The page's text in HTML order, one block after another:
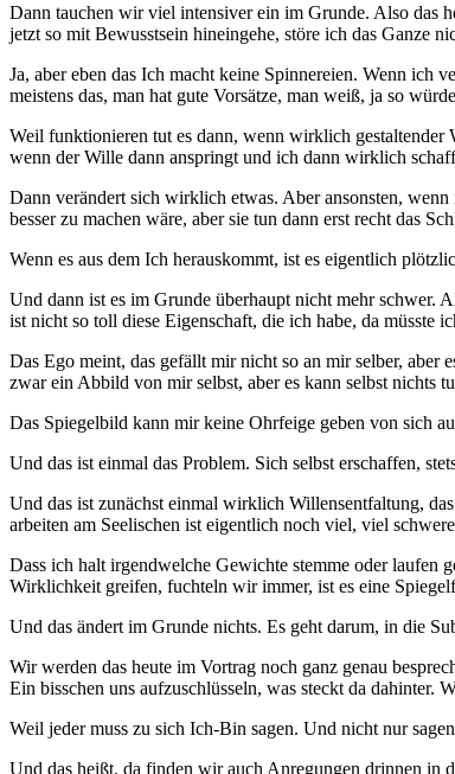
Dann tauchen wir viel intensiver ein im Grunde. Also das
jetzt so mit Bewusstsein hineingehe, störe ich das Ganze
Ja, aber eben das Ich macht keine Spinnereien. Wenn ich
meistens das, man hat gute Vorsätze, man weiß, ja so
Weil funktionieren tut es dann, wenn wirklich gestaltender
wenn der Wille dann anspringt und ich dann wirklich
Dann verändert sich wirklich etwas. Aber ansonsten,
besser zu machen wäre, aber sie tun dann erst recht das
Wenn es aus dem Ich herauskommt, ist es eigentlich
Und dann ist es im Grunde überhaupt nicht mehr schwer.
ist nicht so toll diese Eigenschaft, die ich habe, da müsste
Das Ego meint, das gefällt mir nicht so an mir selber,
zwar ein Abbild von mir selbst, aber es kann selbst nichts
Das Spiegelbild kann mir keine Ohrfeige geben von sich
Und das ist einmal das Problem. Sich selbst erschaffen,
Und das ist zunächst einmal wirklich Willensentfaltung,
arbeiten am Seelischen ist eigentlich noch viel, viel
Dass ich halt irgendwelche Gewichte stemme oder laufen
Wirklichkeit greifen, fuchteln wir immer, ist es eine
Und das ändert im Grunde nichts. Es geht darum, in die
Wir werden das heute im Vortrag noch ganz genau
Ein bisschen uns aufzuschlüsseln, was steckt da dahinter.
Weil jeder muss zu sich Ich-Bin sagen. Und nicht nur
Und das heißt, da finden wir auch Anregungen drinnen in